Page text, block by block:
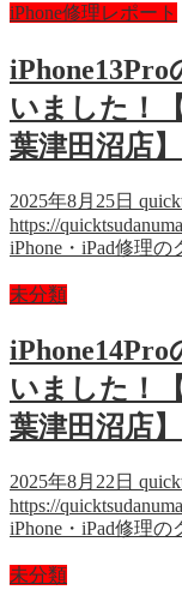
iPhone修理レポート
いました！
葉津田沼店】
2025年8月25日
https://
iPhone・iPad修理
未分類
いました！
葉津田沼店】
2025年8月22日
https://
iPhone・iPad修理
未分類